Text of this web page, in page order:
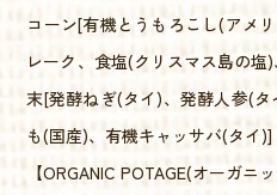
コーン[有機とうもろこし(アメ
レーク、食塩(クリスマス島の
末[発酵ねぎ(タイ)、発酵人参(
も(国産)、有機キャッサバ(タイ)]
【ORGANIC POTAGE(オーガ